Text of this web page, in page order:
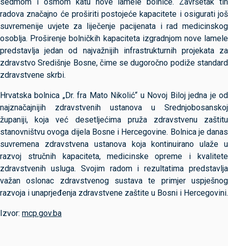
radova značajno će proširiti postojeće kapacitete i osigurati još
suvremenije uvjete za liječenje pacijenata i rad medicinskog
osoblja. Proširenje bolničkih kapaciteta izgradnjom nove lamele
predstavlja jedan od najvažnijih infrastrukturnih projekata za
zdravstvo Središnje Bosne, čime se dugoročno podiže standard
zdravstvene skrbi.
Hrvatska bolnica „Dr. fra Mato Nikolić“ u Novoj Biloj jedna je od
najznačajnijih zdravstvenih ustanova u Srednjobosanskoj
županiji, koja već desetljećima pruža zdravstvenu zaštitu
stanovništvu ovoga dijela Bosne i Hercegovine. Bolnica je danas
suvremena zdravstvena ustanova koja kontinuirano ulaže u
razvoj stručnih kapaciteta, medicinske opreme i kvalitete
zdravstvenih usluga. Svojim radom i rezultatima predstavlja
važan oslonac zdravstvenog sustava te primjer uspješnog
razvoja i unaprjeđenja zdravstvene zaštite u Bosni i Hercegovini.
Izvor: mcp.gov.ba